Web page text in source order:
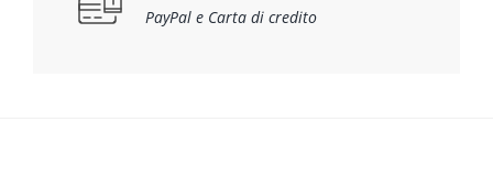
PayPal e Carta di credito